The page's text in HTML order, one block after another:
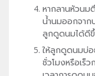
หากลานหัวนม
น้ำนมออกจาก
ลูกดูดนมได้ดี
ให้ลูกดูดนมบ่อ
ชั่วโมงหรือเร็